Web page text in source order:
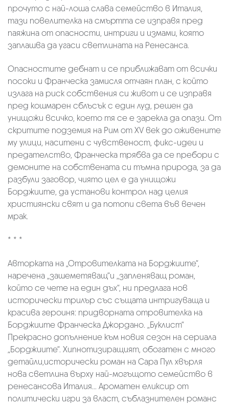
прочуто с най-лоша слава семейство в Италия,
тази повелителка на смъртта се изправя пред
паяжина от опасности, интриги и измами, която
заплашва да угаси светлината на Ренесанса.
Опасностите дебнат и се приближават от всички
посоки и Франческа замисля отчаян план, с който
излага на риск собствения си живот и се изправя
пред кошмарен сблъсък с един луд, решен да
унищожи всичко, което тя се е зарекла да опази. От
скритите подземия на Рим от ХV век до оживените
му улици, наситени с чувственост, фикс-идеи и
предателство, Франческа трябва да се пребори с
демоните на собствената си тъмна природа, за да
разбули заговор, чиято цел е да унищожи
Борджиите, да установи контрол над целия
християнски свят и да потопи света във вечен
мрак.
* * *
Авторката на „Отровителката на Борджиите“,
наречена „зашеметяващ“и „запленяващ роман,
който се чете на един дъх“, ни предлага нов
исторически трилър със същата интригуваща и
красива героиня: придворната отровителка на
Борджиите Франческа Джордано. „Буклист“
Прекрасно допълнение към новия сезон на сериала
„Борджиите“. Хипнотизиращият, обогатен с много
детайли,исторически роман на Сара Пул хвърля
нова светлина върху най-могъщото семейство в
ренесансова Италия... Ароматен еликсир от
политически игри за власт, съблазнителен романс